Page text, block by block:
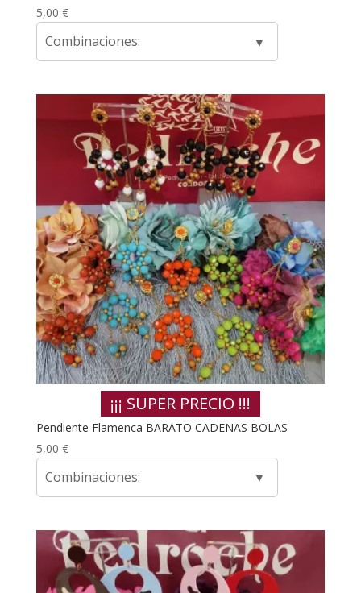
5,00 €
Combinaciones:
¡¡¡ SUPER PRECIO !!!
Pendiente Flamenca BARATO CADENAS BOLAS
5,00 €
Combinaciones: